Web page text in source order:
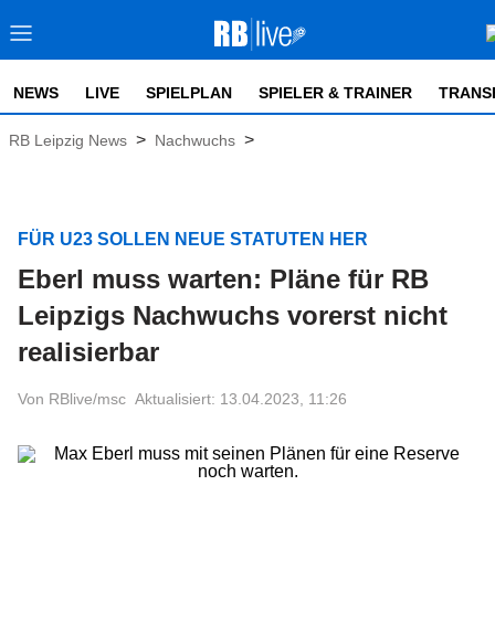
NEWS LIVE SPIELPLAN SPIELER & TRAINER
RB Leipzig News > Nachwuchs >
FÜR U23 SOLLEN NEUE STATUTEN HER
Eberl muss warten: Pläne für RB
Leipzigs Nachwuchs vorerst nicht
realisierbar
Von RBlive/msc Aktualisiert: 13.04.2023, 11:26